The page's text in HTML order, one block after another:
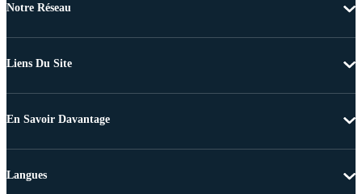
Notre Réseau
Liens Du Site
En Savoir Davantage
Langues